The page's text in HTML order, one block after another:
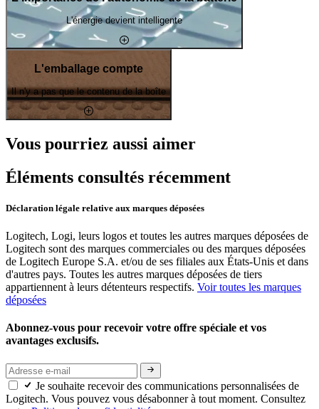
L'énergie devient intelligente
L'emballage compte
Il n'y a pas que le contenu de la boîte
Vous pourriez aussi aimer
Éléments consultés récemment
Déclaration légale relative aux marques déposées
Logitech, Logi, leurs logos et toutes les autres marques déposées de
Logitech sont des marques commerciales ou des marques déposées
de Logitech Europe S.A. et/ou de ses filiales aux États-Unis et dans
d'autres pays. Toutes les autres marques déposées de tiers
appartiennent à leurs détenteurs respectifs. Voir toutes les marques
déposées
Abonnez-vous pour recevoir votre offre spéciale et vos
avantages exclusifs.
Je souhaite recevoir des communications personnalisées de
Logitech. Vous pouvez vous désabonner à tout moment. Consultez